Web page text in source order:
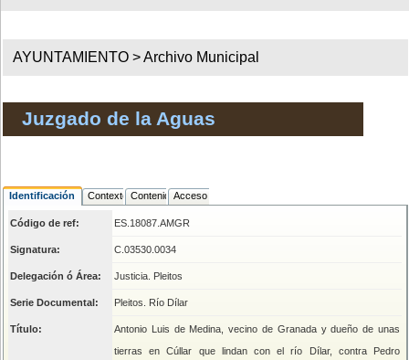
AYUNTAMIENTO >Archivo Municipal
Juzgado de la Aguas
Identificación Contexto ContenidoAcceso
Código de ref: ES.18087.AMGR
Signatura: C.03530.0034
Delegación ó Área: Justicia. Pleitos
Serie Documental: Pleitos. Río Dílar
Título:
Antonio Luis de Medina, vecino de Granada y dueño de unas
tierras en Cúllar que lindan con el río Dílar, contra Pedro